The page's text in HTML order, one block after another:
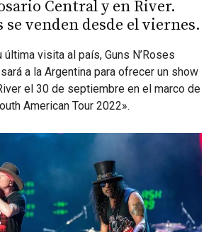
Central y en River.
se venden desde el viernes.
visita al país, Guns N’Roses
a la Argentina para ofrecer un show
el 30 de septiembre en el marco de
American Tour 2022».